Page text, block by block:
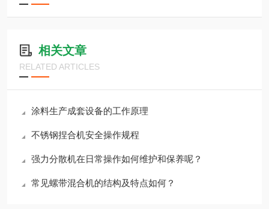
相关文章
RELATED ARTICLES
涂料生产成套设备的工作原理
不锈钢捏合机安全操作规程
强力分散机在日常操作如何维护和保养呢？
常见螺带混合机的结构及特点如何？